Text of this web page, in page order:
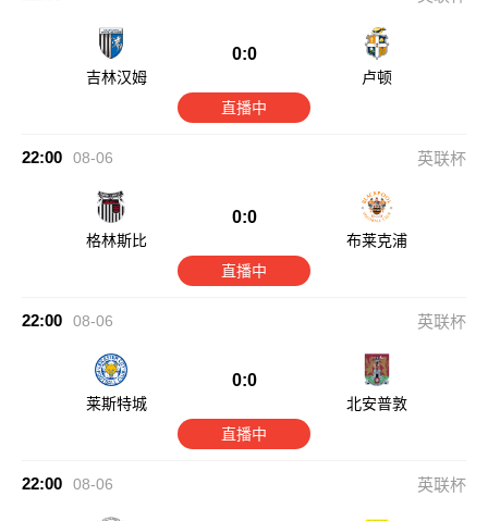
吉林汉姆
0:0
卢顿
直播中
22:00 08-06 英联杯
格林斯比
0:0
布莱克浦
直播中
22:00 08-06 英联杯
莱斯特城
0:0
北安普敦
直播中
22:00 08-06 英联杯